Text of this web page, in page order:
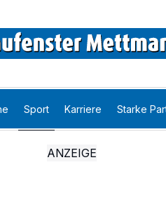
Sport Karriere Starke